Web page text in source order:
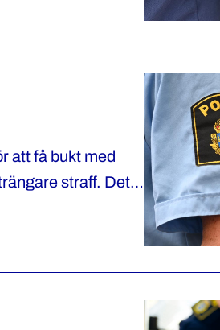
att få bukt med
straff. Det